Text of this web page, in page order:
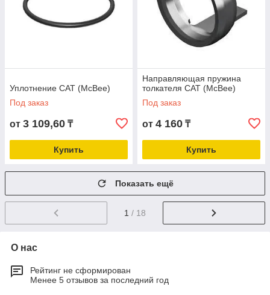
Уплотнение CAT (McBee)
Под заказ
от 3 109,60 ₸
Купить
Направляющая пружина
толкателя CAT (McBee)
Под заказ
от 4 160 ₸
Купить
Показать ещё
1 / 18
О нас
Рейтинг не сформирован
Менее 5 отзывов за последний год